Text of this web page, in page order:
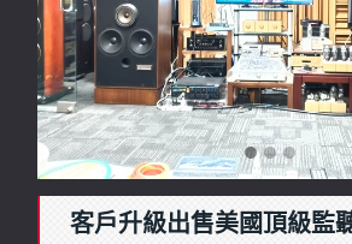
客戶升級出售美國頂級監